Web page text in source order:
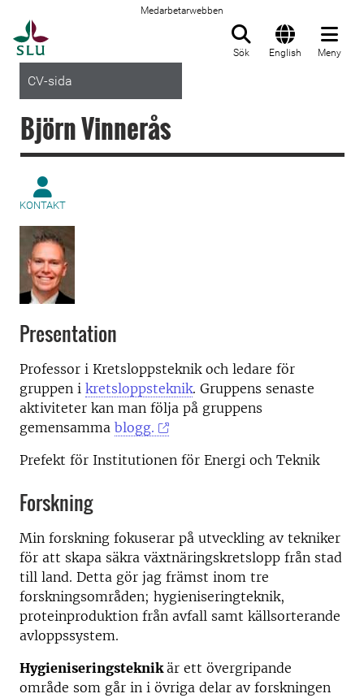
Medarbetarwebben
Sök English Meny
CV-sida
Björn Vinnerås
KONTAKT
Presentation
Professor i Kretsloppsteknik och ledare för
gruppen i kretsloppsteknik. Gruppens senaste
aktiviteter kan man följa på gruppens
gemensamma blogg.
Prefekt för Institutionen för Energi och Teknik
Forskning
Min forskning fokuserar på utveckling av tekniker
för att skapa säkra växtnäringskretslopp från stad
till land. Detta gör jag främst inom tre
forskningsområden; hygieniseringteknik,
proteinproduktion från avfall samt källsorterande
avloppssystem.
Hygieniseringsteknikär ett övergripande
område som går in i övriga delar av forskningen